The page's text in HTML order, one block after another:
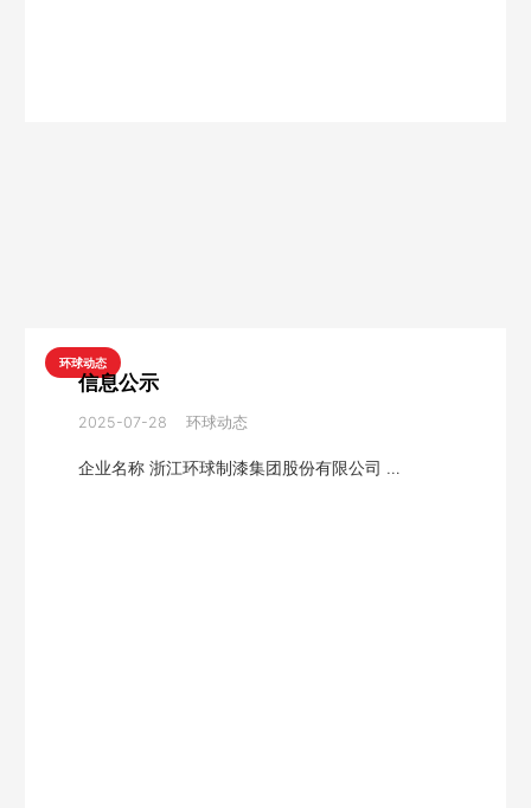
环球动态
信息公示
2025-07-28 环球动态
企业名称 浙江环球制漆集团股份有限公司 …